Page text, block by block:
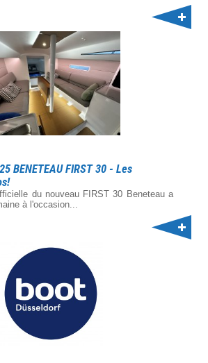
BENETEAU FIRST 30 - Les
du nouveau FIRST 30 Beneteau a
à l'occasion...